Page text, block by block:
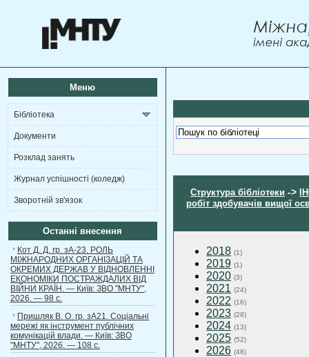
Меню
Бібліотека
Документи
Розклад занять
Журнал успішності (коледж)
Зворотній зв'язок
Останні внесення
Кот Д. Д. гр. зА-23. РОЛЬ
МІЖНАРОДНИХ ОРГАНІЗАЦІЙ ТА
ОКРЕМИХ ДЕРЖАВ У ВІДНОВЛЕННІ
ЕКОНОМІКИ ПОСТРАЖДАЛИХ ВІД
ВІЙНИ КРАЇН. — Київ: ЗВО "МНТУ",
2026. — 98 с.
Пришляк В. О. гр. зА21. Соціальні
мережі як інструмент публічних
комунікацій влади. — Київ: ЗВО
"МНТУ", 2026. — 108 с.
Структура бібліотеки ->
робіт здобувачів вищої
2018 (1)
2019 (1)
2020 (3)
2021 (24)
2022 (16)
2023 (28)
2024 (13)
2025 (52)
2026 (48)